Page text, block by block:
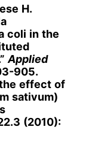
H.
coli in the
Applied
905.
effect of
sativum)
(2010):